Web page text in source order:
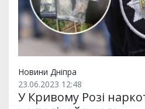
Новини Дніпра
23.06.2023 12:48
У Кривому Розі